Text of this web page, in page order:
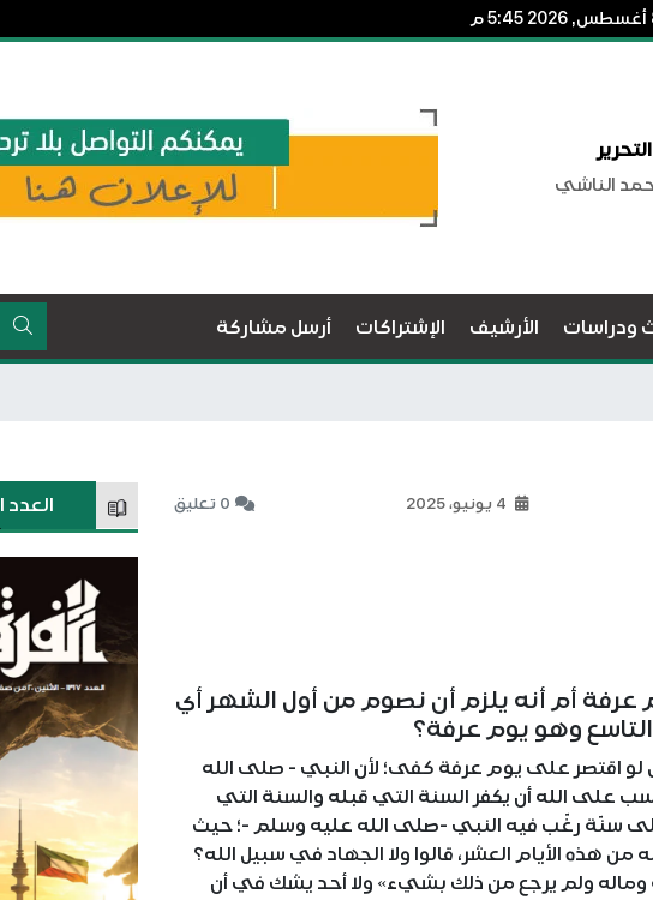
الناشي
ودراسات الأرشيف الإشتراكات أرسل مشاركة
0 تعليق
أم أنه يلزم أن نصوم من أول الشهر أي
وهو يوم عرفة؟
لو اقتصر على يوم عرفة كفى؛ لأن النبي - صلى الله
الله أن يكفر السنة التي قبله والسنة التي
سنّة رغّب فيه النبي -صلى الله عليه وسلم -؛ حيث
هذه الأيام العشر، قالوا ولا الجهاد في سبيل الله؟
وماله ولم يرجع من ذلك بشيء» ولا أحد يشك في أن
العدد